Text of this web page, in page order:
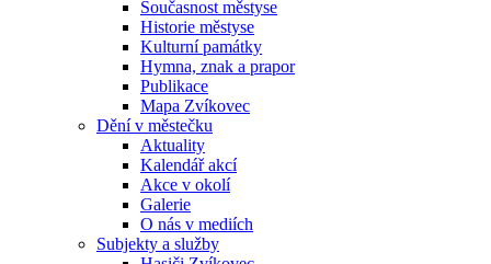
Současnost městyse
Historie městyse
Kulturní památky
Hymna, znak a prapor
Publikace
Mapa Zvíkovec
Dění v městečku
Aktuality
Kalendář akcí
Akce v okolí
Galerie
O nás v mediích
Subjekty a služby